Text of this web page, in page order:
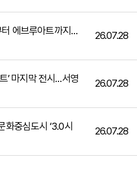
에브루아트까지…
26.07.28
’ 마지막 전시…서영
26.07.28
중심도시 ‘3.0시
26.07.28